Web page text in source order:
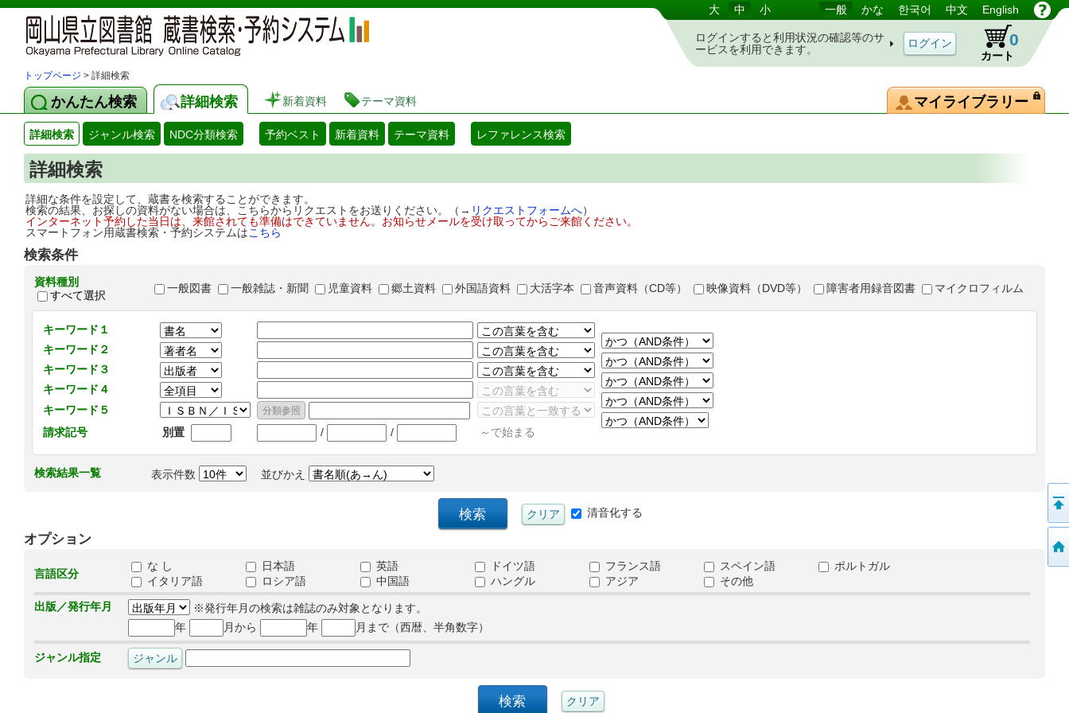
岡山県立図書館 蔵書検索・予約システム 大 中 小 一般 かな 한국어 中文 English
ログインすると利用状況の確認等のサ
ービスを利用できます。
カート
0
トップページ > 詳細検索
かんたん検索 詳細検索 新着資料 テーマ資料 マイライブラリー
詳細検索 ジャンル検索 NDC分類検索 予約ベスト 新着資料 テーマ資料 レファレンス検索
詳細検索
詳細な条件を設定して、蔵書を検索することができます。
検索の結果、お探しの資料がない場合は、こちらからリクエストをお送りください。（→ リクエストフォームへ）
インターネット予約した当日は、来館されても準備はできていません。お知らせメールを受け取ってからご来館ください。
スマートフォン用蔵書検索・予約システムはこちら
検索条件
資料種別
すべて選択
一般図書 一般雑誌・新聞 児童資料 郷土資料 外国語資料 大活字本 音声資料（CD等） 映像資料（DVD等） 障害者用録音図書 マイクロフィルム
キーワード１
キーワード２
キーワード３
キーワード４
キーワード５
請求記号
別置 / / ～で始まる
検索結果一覧 表示件数 並びかえ
清音化する
オプション
言語区分
な し 日本語 英語 ドイツ語 フランス語 スペイン語
ポルトガル
イタリア語
ロシア語 中国語 ハングル アジア
その他
出版／発行年月
※発行年月の検索は雑誌のみ対象となります。
年
月から 年 月まで（西暦、半角数字）
ジャンル指定